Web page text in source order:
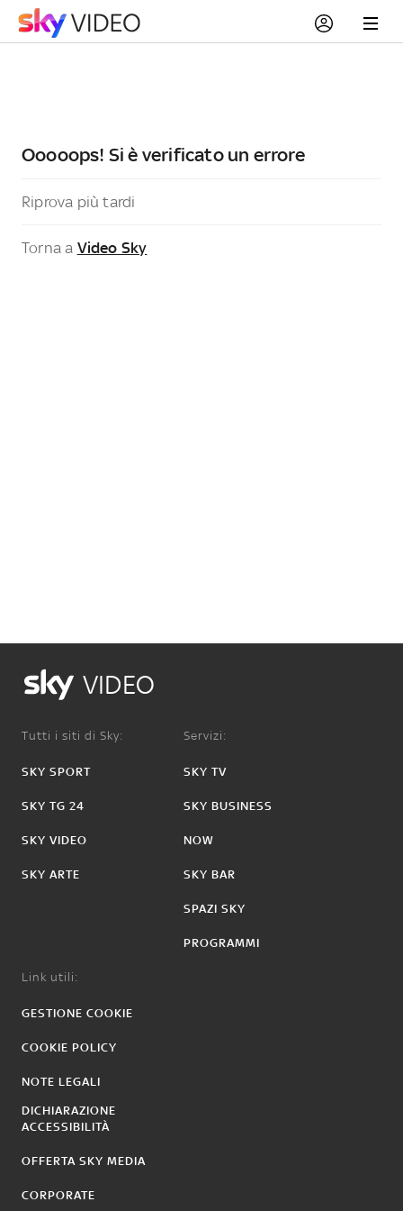
Ooooops! Si è verificato un errore
Riprova più tardi
Torna a Video Sky
VIDEO
Tutti i siti di Sky:
SKY SPORT
SKY TG 24
SKY VIDEO
SKY ARTE
Servizi:
SKY TV
SKY BUSINESS
NOW
SKY BAR
SPAZI SKY
PROGRAMMI
Link utili:
GESTIONE COOKIE
COOKIE POLICY
NOTE LEGALI
DICHIARAZIONE
ACCESSIBILITÀ
OFFERTA SKY MEDIA
CORPORATE